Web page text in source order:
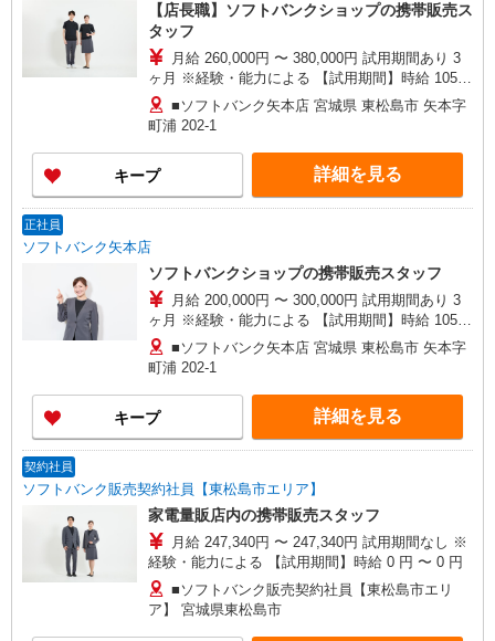
【店長職】ソフトバンクショップの携帯販売ス
タッフ
月給 260,000円 〜 380,000円 試用期間あり 3
ヶ月 ※経験・能力による 【試用期間】時給 1050
円 〜 1600 円
■ソフトバンク矢本店 宮城県 東松島市 矢本字
町浦 202‐1
キープ 詳細を見る
正社員
ソフトバンク矢本店
ソフトバンクショップの携帯販売スタッフ
月給 200,000円 〜 300,000円 試用期間あり 3
ヶ月 ※経験・能力による 【試用期間】時給 1050
円 〜 1050 円
■ソフトバンク矢本店 宮城県 東松島市 矢本字
町浦 202‐1
キープ 詳細を見る
契約社員
ソフトバンク販売契約社員【東松島市エリア】
家電量販店内の携帯販売スタッフ
月給 247,340円 〜 247,340円 試用期間なし ※
経験・能力による 【試用期間】時給 0 円 〜 0 円
■ソフトバンク販売契約社員【東松島市エリ
ア】 宮城県東松島市